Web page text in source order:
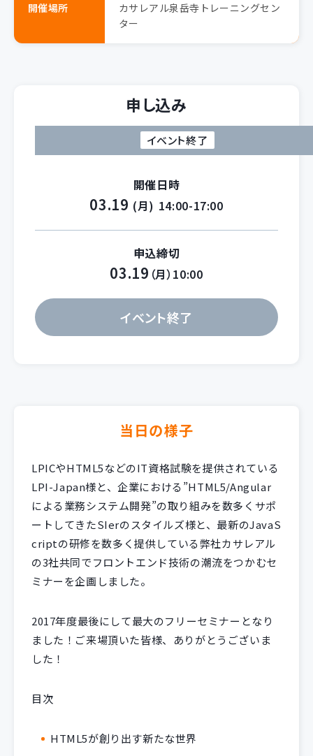
開催場所
カサレアル泉岳寺トレーニングセン
ター
申し込み
イベント終了
開催日時
03.19 (月) 14:00-17:00
申込締切
03.19 （月）10:00
イベント終了
当日の様子
LPICやHTML5などのIT資格試験を提供されている
LPI-Japan様と、企業における”HTML5/Angular
による業務システム開発”の取り組みを数多くサポ
ートしてきたSIerのスタイルズ様と、最新のJavaS
criptの研修を数多く提供している弊社カサレアル
の3社共同でフロントエンド技術の潮流をつかむセ
ミナーを企画しました。
2017年度最後にして最大のフリーセミナーとなり
ました！ご来場頂いた皆様、ありがとうございま
した！
目次
HTML5が創り出す新たな世界